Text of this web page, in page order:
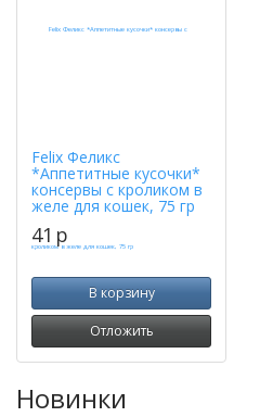
Felix Феликс
*Аппетитные кусочки*
консервы с кроликом в
желе для кошек, 75 гр
41 p
В корзину
Отложить
Новинки